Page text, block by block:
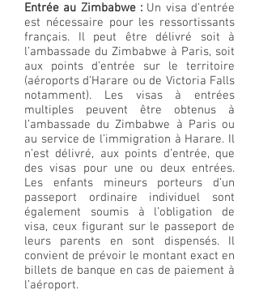
Entrée au Zimbabwe : Un visa d’entrée
est nécessaire pour les ressortissants
français. Il peut être délivré soit à
l’ambassade du Zimbabwe à Paris, soit
aux points d’entrée sur le territoire
(aéroports d’Harare ou de Victoria Falls
notamment). Les visas à entrées
multiples peuvent être obtenus à
l’ambassade du Zimbabwe à Paris ou
au service de l’immigration à Harare. Il
n’est délivré, aux points d’entrée, que
des visas pour une ou deux entrées.
Les enfants mineurs porteurs d’un
passeport ordinaire individuel sont
également soumis à l’obligation de
visa, ceux figurant sur le passeport de
leurs parents en sont dispensés. Il
convient de prévoir le montant exact en
billets de banque en cas de paiement à
l’aéroport.